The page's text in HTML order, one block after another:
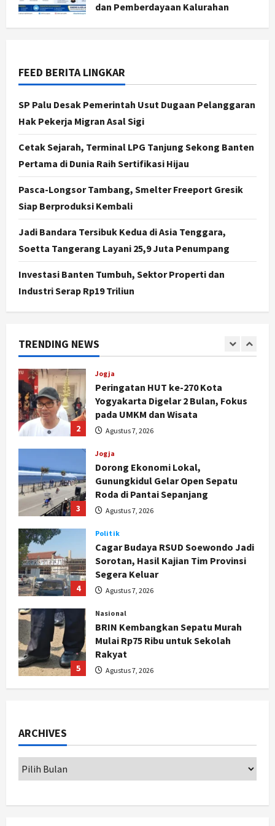
dan Pemberdayaan Kalurahan
FEED BERITA LINGKAR
SP Palu Desak Pemerintah Usut Dugaan Pelanggaran
Hak Pekerja Migran Asal Sigi
Cetak Sejarah, Terminal LPG Tanjung Sekong Banten
Pertama di Dunia Raih Sertifikasi Hijau
Pasca-Longsor Tambang, Smelter Freeport Gresik
Siap Berproduksi Kembali
Jadi Bandara Tersibuk Kedua di Asia Tenggara,
Soetta Tangerang Layani 25,9 Juta Penumpang
Investasi Banten Tumbuh, Sektor Properti dan
Industri Serap Rp19 Triliun
TRENDING NEWS
2
pada UMKM dan Wisata
3
Dorong Ekonomi Lokal,
Gunungkidul Gelar Open Sepatu
Agustus 7, 2026
4
Politik
Cagar Budaya RSUD Soewondo Jadi
Sorotan, Hasil Kajian Tim Provinsi
Segera Keluar
Agustus 7, 2026
BRIN Kembangkan Sepatu Murah
Mulai Rp75 Ribu untuk Sekolah
Rakyat
Agustus 7, 2026
1
Politik
2
Jogja
Peringatan HUT ke-270 Kota
Yogyakarta Digelar 2 Bulan, Fokus
pada UMKM dan Wisata
Agustus 7, 2026
3
Jogja
Dorong Ekonomi Lokal,
Gunungkidul Gelar Open Sepatu
Roda di Pantai Sepanjang
Agustus 7, 2026
4
Politik
Cagar Budaya RSUD Soewondo Jadi
Sorotan, Hasil Kajian Tim Provinsi
Segera Keluar
Agustus 7, 2026
5
Nasional
BRIN Kembangkan Sepatu Murah
Mulai Rp75 Ribu untuk Sekolah
Rakyat
Agustus 7, 2026
1
ARCHIVES